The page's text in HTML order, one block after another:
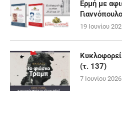
Ερμή με
Γιαννόπουλο
19 Ιουνίου
(τ. 137)
7 Ιουνίου 2026